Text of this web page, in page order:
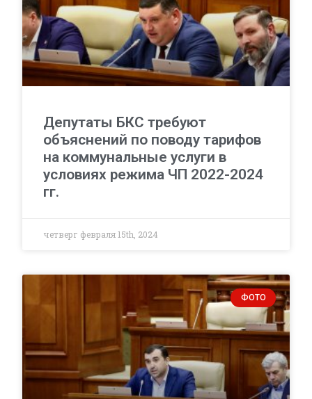
Депутаты БКС требуют
объяснений по поводу тарифов
на коммунальные услуги в
условиях режима ЧП 2022-2024
гг.
четверг февраля 15th, 2024
ФОТО